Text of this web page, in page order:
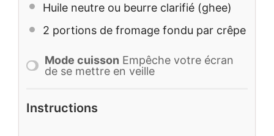
Huile neutre ou beurre clarifié (ghee)
2 portions de fromage fondu par crêpe
Mode cuisson Empêche votre écran
de se mettre en veille
Instructions